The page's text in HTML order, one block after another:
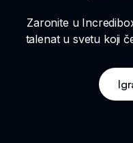
Zaronite u
talenat u svetu koji